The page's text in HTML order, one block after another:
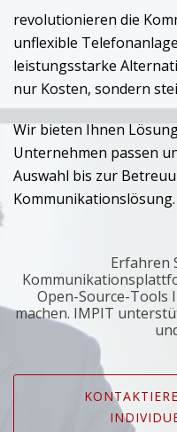
revolutionieren die
unflexible
leistungsstarke
nur Kosten, sondern
Wir bieten Ihnen
Unternehmen passen
Auswahl bis zur
Kommunikationslösung.
Erfahren
Open-Source-Tools
machen. IMPIT